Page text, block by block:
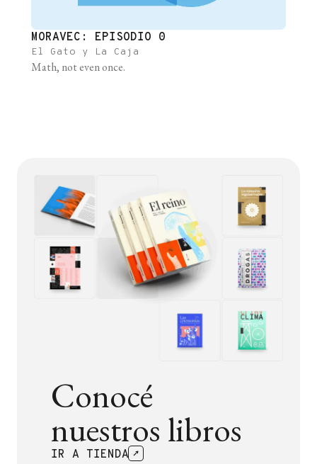
MORAVEC: EPISODIO 0
El Gato y La Caja
Math, not even once.
Conocé
nuestros libros
IR A TIENDA